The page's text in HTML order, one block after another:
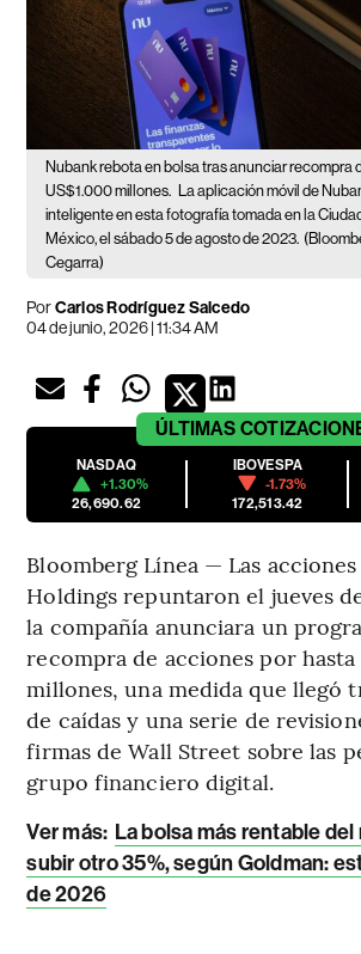
Nubank rebota en bolsa tras anunciar recompra
US$1.000 millones.
La aplicación móvil de
inteligente en esta fotografía tomada en la
México, el sábado 5 de agosto de 2023.
Cegarra)
PorCarlos Rodríguez Salcedo
04 de junio, 2026 | 11:34 AM
ÚLTIMAS
NASDAQ
+1.30%
26,690.62
IBOVESPA
-1.73%
172,513.42
Bloomberg Línea — Las
Holdings repuntaron el jueves
la compañía anunciara un
recompra de acciones por hasta
millones, una medida que llegó
de caídas y una serie de
firmas de Wall Street sobre las
grupo financiero digital.
Ver más: La bolsa más rentable
subir otro 35%, según Goldman:
de 2026